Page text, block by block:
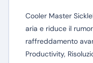
Cooler Master
aria e riduce il
raffreddamento
Productivity,